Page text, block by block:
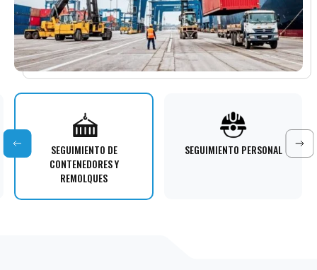
SEGUIMIENTO DE
CONTENEDORES Y
REMOLQUES
SEGUIMIENTO PERSONAL